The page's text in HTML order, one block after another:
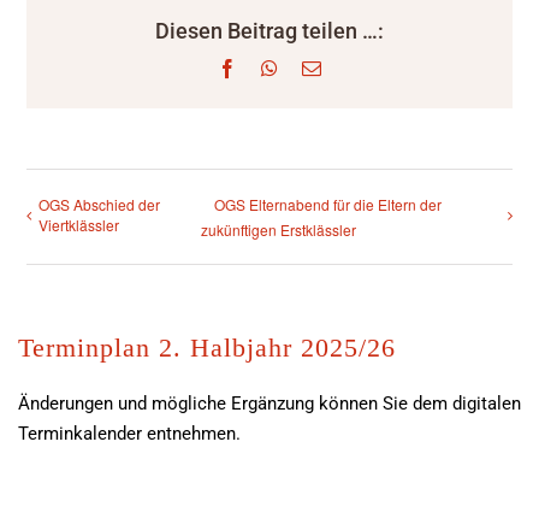
Diesen Beitrag teilen …:
FacebookWhatsApp
E-
OGS Abschied der
Viertklässler
OGS Elternabend für die Eltern der
zukünftigen Erstklässler
Terminplan 2. Halbjahr 2025/26
Änderungen und mögliche Ergänzung können Sie dem digitalen
Terminkalender entnehmen.